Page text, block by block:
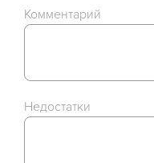
Комментарий
Недостатки